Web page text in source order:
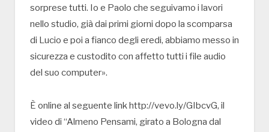
sorprese tutti. Io e Paolo che seguivamo i lavori
nello studio, già dai primi giorni dopo la scomparsa
di Lucio e poi a fianco degli eredi, abbiamo messo in
sicurezza e custodito con affetto tutti i file audio
del suo computer».
È online al seguente link http://vevo.ly/GIbcvG, il
video di “Almeno Pensami, girato a Bologna dal